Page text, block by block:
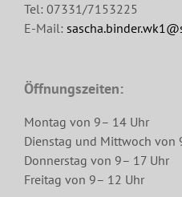
Tel: 07331/7153225
E-Mail:
Öffnungszeiten:
Montag von 9– 14 Uhr
Dienstag und Mittwoch von
Donnerstag von 9– 17 Uhr
Freitag von 9– 12 Uhr